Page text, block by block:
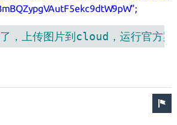
填了，上传图片到cloud，运